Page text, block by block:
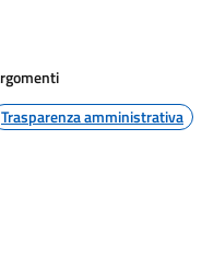
Trasparenza amministrativa